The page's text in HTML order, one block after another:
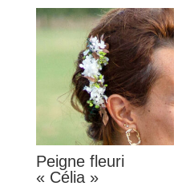
Peigne fleuri
« Célia »